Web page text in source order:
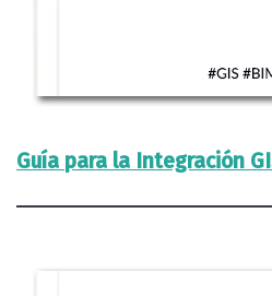
Guía para la Integración